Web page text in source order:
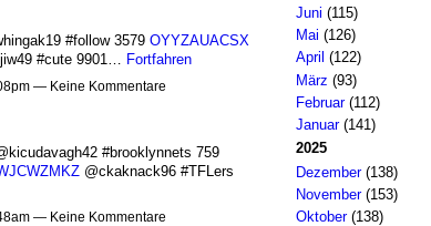
#follow 3579 OYYZAUACSX
#cute 9901… Fortfahren
— Keine Kommentare
#brooklynnets 759
@ckaknack96 #TFLers
— Keine Kommentare
Juni (115)
Mai (126)
April (122)
März (93)
Februar(112)
Januar(141)
2025
Dezember(138)
November(153)
Oktober(138)